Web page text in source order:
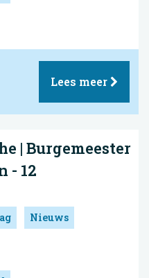
Lees meer
| Burgemeester
- 12
Nieuws